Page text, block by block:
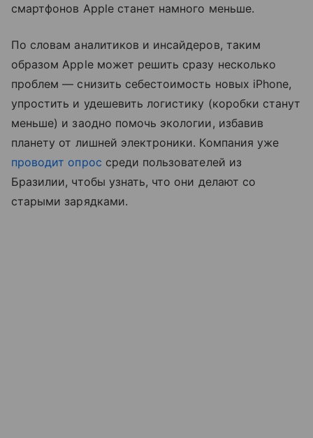
смартфонов Apple станет намного меньше.
По словам аналитиков и инсайдеров, таким
образом Apple может решить сразу несколько
проблем — снизить себестоимость новых iPhone,
упростить и удешевить логистику (коробки станут
меньше) и заодно помочь экологии, избавив
планету от лишней электроники. Компания уже
проводит опрос среди пользователей из
Бразилии, чтобы узнать, что они делают со
старыми зарядками.